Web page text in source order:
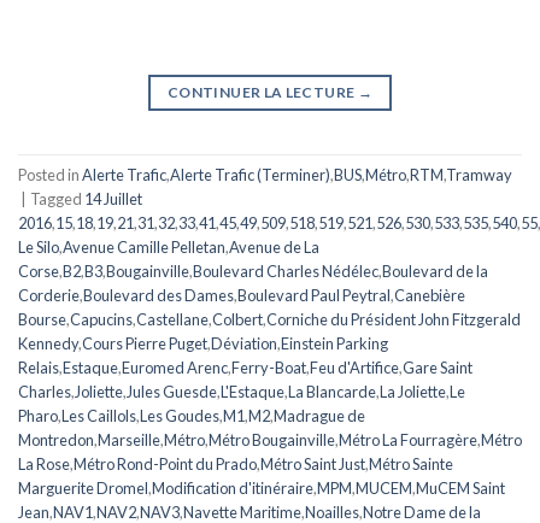
CONTINUER LA LECTURE →
Posted inAlerte Trafic,Alerte Trafic (Terminer),BUS,Métro,RTM,Tramway
Tagged 14 Juillet
2016,15,18,19,21,31,32,33,41,45,49,509,518,519,521,526,530,533,535,540,55,
Le Silo,Avenue Camille Pelletan,Avenue de La
Corse,B2,B3,Bougainville,Boulevard Charles Nédélec,Boulevard de la
Corderie,Boulevard des Dames,Boulevard Paul Peytral,Canebière
Bourse,Capucins,Castellane,Colbert,Corniche du Président John Fitzgerald
Kennedy,Cours Pierre Puget,Déviation,Einstein Parking
Relais,Estaque,Euromed Arenc,Ferry-Boat,Feu d'Artifice,Gare Saint
Charles,Joliette,Jules Guesde,L'Estaque,La Blancarde,La Joliette,Le
Pharo,Les Caillols,Les Goudes,M1,M2,Madrague de
Montredon,Marseille,Métro,Métro Bougainville,Métro La Fourragère,Métro
La Rose,Métro Rond-Point du Prado,Métro Saint Just,Métro Sainte
Marguerite Dromel,Modification d'itinéraire,MPM,MUCEM,MuCEM Saint
Jean,NAV1,NAV2,NAV3,Navette Maritime,Noailles,Notre Dame de la